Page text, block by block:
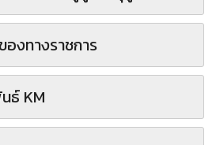
งทางราชการ
ธ์ KM